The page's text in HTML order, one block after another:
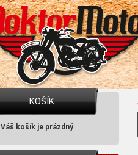
KOŠÍK
Váš košík je prázdný